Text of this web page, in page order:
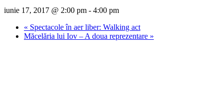
iunie 17, 2017 @ 2:00 pm - 4:00 pm
« Spectacole în aer liber: Walking act
Măcelăria lui Iov – A doua reprezentare »